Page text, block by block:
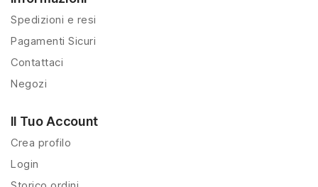
Spedizioni e resi
Pagamenti Sicuri
Contattaci
Negozi
Il Tuo Account
Crea profilo
Login